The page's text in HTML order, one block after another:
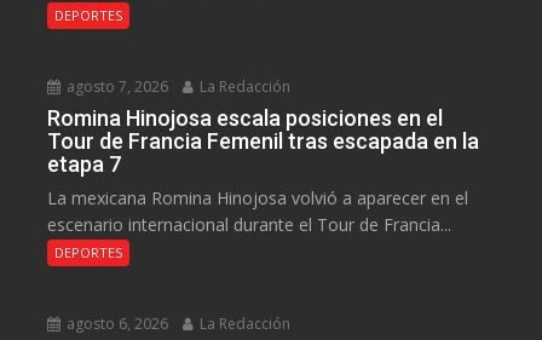
DEPORTES
agosto 7, 2026 La Redacción
Romina Hinojosa escala posiciones en el
Tour de Francia Femenil tras escapada en la
etapa 7
La mexicana Romina Hinojosa volvió a aparecer en el
escenario internacional durante el Tour de Francia...
DEPORTES
agosto 6, 2026 La Redacción